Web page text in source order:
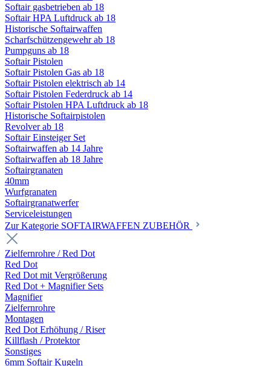
Softair gasbetrieben ab 18
Softair HPA Luftdruck ab 18
Historische Softairwaffen
Scharfschützengewehr ab 18
Pumpguns ab 18
Softair Pistolen
Softair Pistolen Gas ab 18
Softair Pistolen elektrisch ab 14
Softair Pistolen Federdruck ab 14
Softair Pistolen HPA Luftdruck ab 18
Historische Softairpistolen
Revolver ab 18
Softair Einsteiger Set
Softairwaffen ab 14 Jahre
Softairwaffen ab 18 Jahre
Softairgranaten
40mm
Wurfgranaten
Softairgranatwerfer
Serviceleistungen
Zur Kategorie SOFTAIRWAFFEN ZUBEHÖR
Zielfernrohre / Red Dot
Red Dot
Red Dot mit Vergrößerung
Red Dot + Magnifier Sets
Magnifier
Zielfernrohre
Montagen
Red Dot Erhöhung / Riser
Killflash / Protektor
Sonstiges
6mm Softair Kugeln